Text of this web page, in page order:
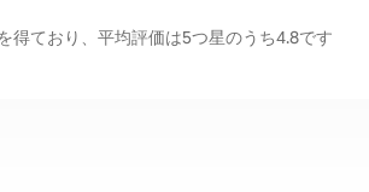
得ており、平均評価は5つ星のうち4.8です